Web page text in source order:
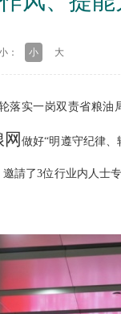
： 小 大
落实一岗双责省粮
网做好“明遵守纪律
請了3位行业内人